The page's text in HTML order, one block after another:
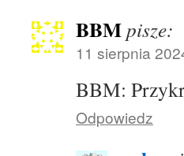
BBMpisze:
11 sierpnia
BBM:
Odpowiedz